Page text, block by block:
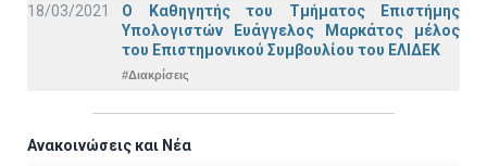
18/03/2021
Ο Καθηγητής του Τμήματος Επιστήμης
Υπολογιστών Ευάγγελος Μαρκάτος μέλος
του Επιστημονικού Συμβουλίου του ΕΛΙΔΕΚ
#Διακρίσεις
Ανακοινώσεις και Νέα